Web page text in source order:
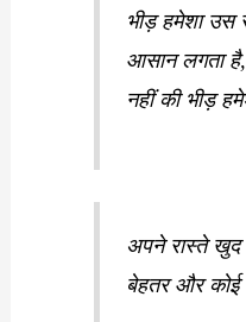
भीड़ हमेशा उस
आसान लगता
नहीं की भीड़
अपने रास्ते
बेहतर और कोई